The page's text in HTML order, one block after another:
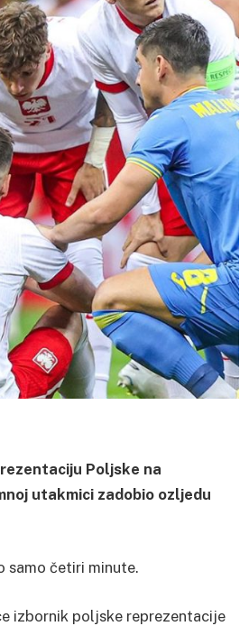
Poljske na
utakmici zadobio ozljedu
samo četiri minute.
izbornik poljske reprezentacije